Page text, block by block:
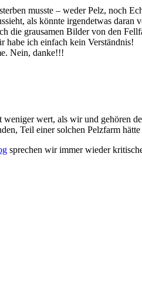
musste – weder Pelz, noch
als könnte irgendetwas
die grausamen Bilder von den
habe ich einfach kein Verständnis!
Nein, danke!!!
wert, als wir und gehören
Teil einer solchen Pelzfarm
sprechen wir immer wieder